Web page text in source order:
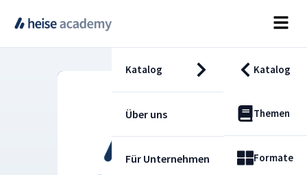
Katalog Katalog
Themen
Formate
Über uns
Für Unternehmen